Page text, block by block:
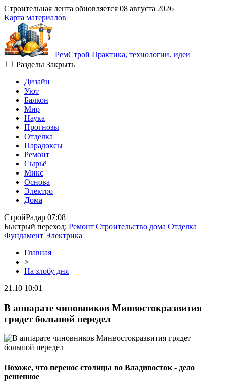
Строительная лента обновляется 08 августа 2026
Карта материалов
РемСтрой Практика, технологии, идеи
Разделы Закрыть
Дизайн
Уют
Балкон
Мир
Наука
Прогнозы
Отделка
Парадоксы
Ремонт
Сырьё
Микс
Основа
Электро
Дома
СтройРадар 07:08
Быстрый переход: Ремонт Строительство дома Отделка
Фундамент Электрика
Главная
>
На злобу дня
21.10 10:01
В аппарате чиновников Минвостокразвития
грядет большой передел
Похоже, что перенос столицы во Владивосток - дело
решенное